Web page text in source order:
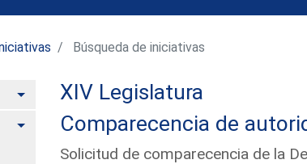
Búsqueda de iniciativas
Alternar
Alternar
XIV Legislatura
Comparecencia de
Solicitud de comparecencia de la